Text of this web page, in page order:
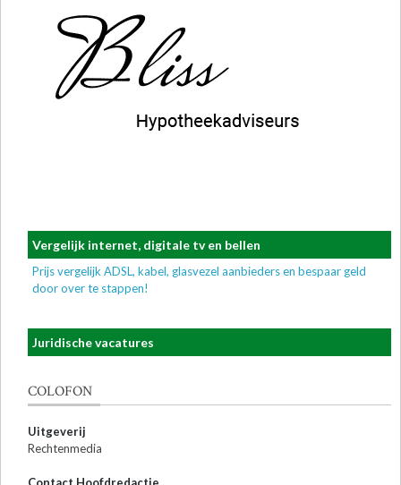
Vergelijk internet, digitale tv en bellen
Prijs vergelijk ADSL, kabel, glasvezel aanbieders en bespaar geld
door over te stappen!
Juridische vacatures
COLOFON
Uitgeverij
Rechtenmedia